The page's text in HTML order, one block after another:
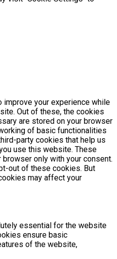
your experience while
Out of these, the cookies
are stored on your browser
of basic functionalities
party cookies that help us
use this website. These
only with your consent.
out of these cookies. But
may affect your
essential for the website
ensure basic
of the website,